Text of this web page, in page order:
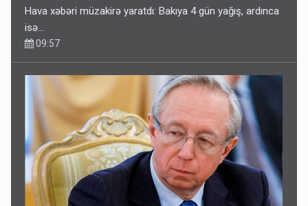
Hava xəbəri müzakirə yaratdı: Bakıya 4 gün yağış, ardınca
isə…
09:57